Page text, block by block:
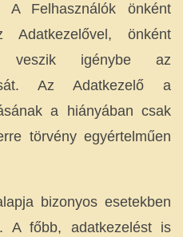
A Felhasználók önként
Adatkezelővel, önként
veszik igénybe az
Az Adatkezelő a
a hiányában csak
törvény egyértelműen
bizonyos esetekben
A főbb, adatkezelést is